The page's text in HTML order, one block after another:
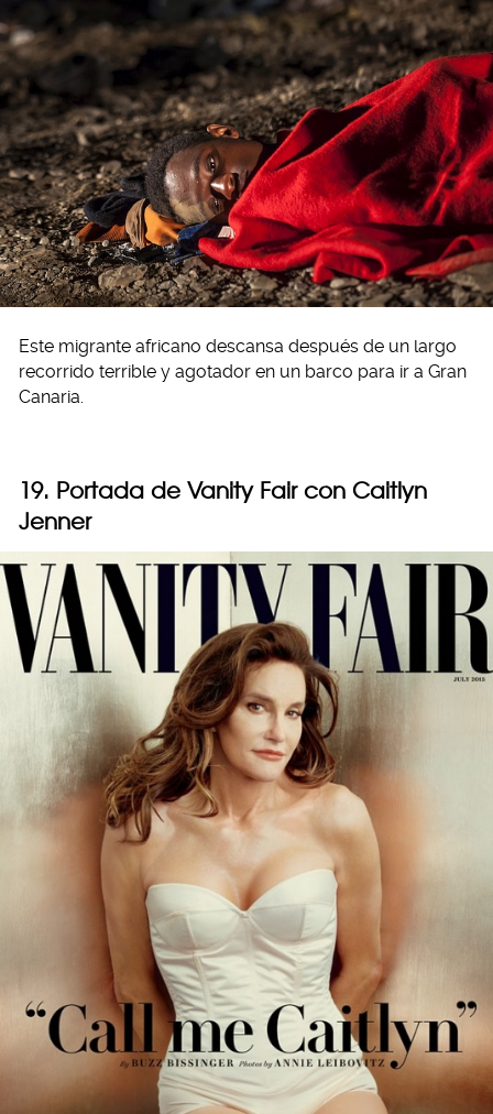
Este migrante africano descansa después de un largo
recorrido terrible y agotador en un barco para ir a Gran
Canaria.
19. Portada de Vanity Fair con Caitlyn
Jenner